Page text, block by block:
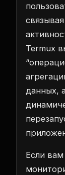
Termux
данных,
Если